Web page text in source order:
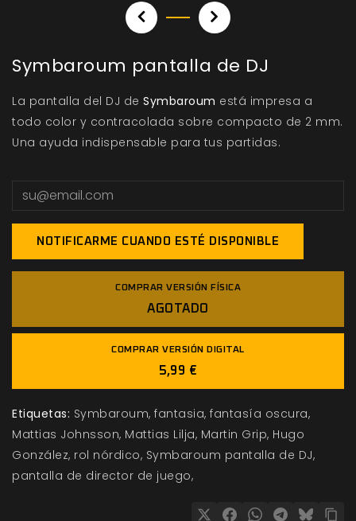
Symbaroum pantalla de DJ
La pantalla del DJ de Symbaroum está impresa a
todo color y contracolada sobre compacto de 2 mm.
Una ayuda indispensable para tus partidas.
NOTIFICARME CUANDO ESTÉ DISPONIBLE
COMPRAR VERSIÓN FÍSICA
AGOTADO
COMPRAR VERSIÓN DIGITAL
5,99 €
Etiquetas: Symbaroum fantasia fantasía oscura
Mattias Johnsson Mattias Lilja Martin Grip Hugo
González rol nórdico Symbaroum pantalla de DJ
pantalla de director de juego